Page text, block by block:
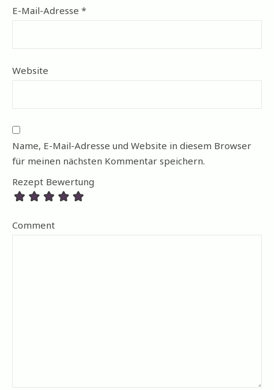
E-Mail-Adresse *
Website
Name, E-Mail-Adresse und Website in diesem Browser
für meinen nächsten Kommentar speichern.
Rezept Bewertung
Comment